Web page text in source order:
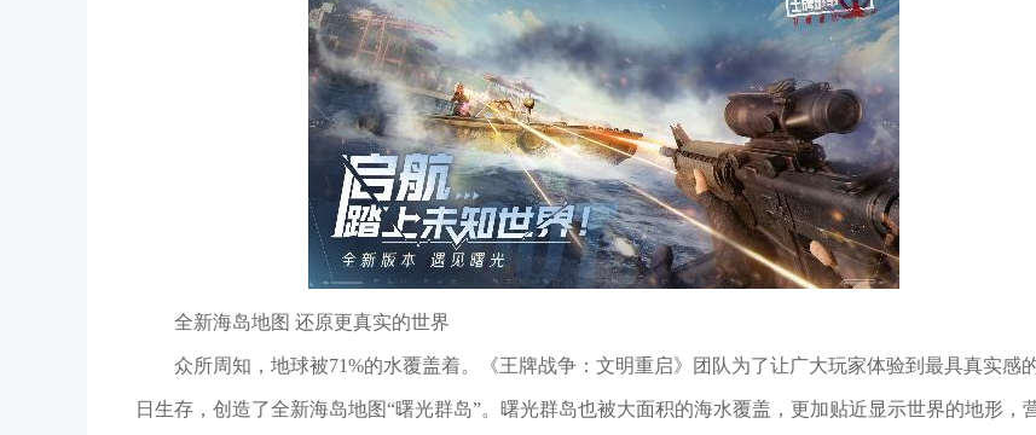
全新海岛地图 还原更真实的世界
众所周知，地球被71%的水覆盖着。《王牌战争：文明重启》团队为了让广大玩家体验到最具真实感
日生存，创造了全新海岛地图“曙光群岛”。曙光群岛也被大面积的海水覆盖，更加贴近显示世界的地形，